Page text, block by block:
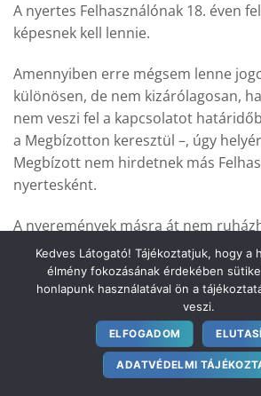
A nyertes Felhasználónak 18. éven
képesnek kell lennie.
Amennyiben erre mégsem lenne
különösen, de nem kizárólagosan,
nem veszi fel a kapcsolatot
a Megbízotton keresztül –, úgy
Megbízott nem hirdetnek más
nyertesként.
A nyeremények másra át nem
értve a nyeremény irányadó
lehetséges közös felhasználást) és
másra sem válthatók át, azonban a
Szervezőkhöz vagy a Megbízotthoz
nyilatkozattal a nyertes Felhasználó
esetben – amennyiben még nem adta
Felhasználó további adatait a
Kedves Látogató! Tájékoztatjuk, hogy a
élmény fokozásának érdekében
honlapunk használatával ön a
veszi.
ELFOGADOM
ADATVÉDELMI